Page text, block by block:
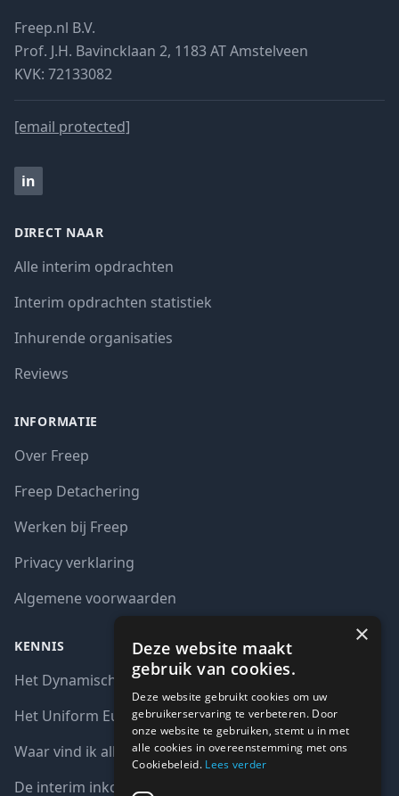
Freep.nl B.V.
Prof. J.H. Bavincklaan 2, 1183 AT Amstelveen
KVK: 72133082
[email protected]
in
DIRECT NAAR
Alle interim opdrachten
Interim opdrachten statistiek
Inhurende organisaties
Reviews
INFORMATIE
Over Freep
Freep Detachering
Werken bij Freep
Privacy verklaring
Algemene voorwaarden
KENNIS
Het Dynamisch aankoopsysteem (DAS)
Het Uniform Europees Aanbestedingsdocument (UEA)
Waar vind ik alle interim opdrachten bij de overheid?
De interim inkoop markt in cijfers
×
Deze website maakt
gebruik van cookies.
Deze website gebruikt cookies om uw
gebruikerservaring te verbeteren. Door
onze website te gebruiken, stemt u in met
alle cookies in overeenstemming met ons
Cookiebeleid. Lees verder